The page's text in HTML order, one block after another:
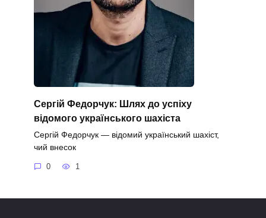
Сергій Федорчук: Шлях до успіху
відомого українського шахіста
Сергій Федорчук — відомий український шахіст,
чий внесок
0 1